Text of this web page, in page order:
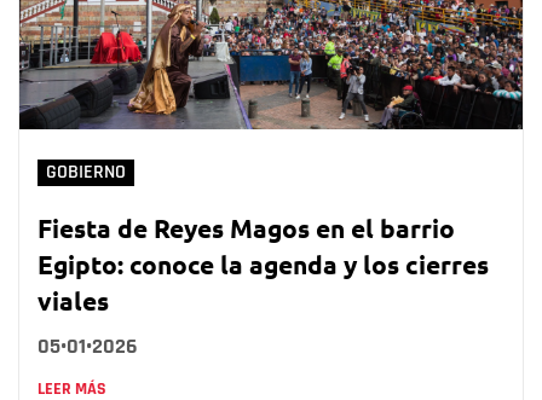
GOBIERNO
Fiesta de Reyes Magos en el barrio
Egipto: conoce la agenda y los cierres
viales
05•01•2026
LEER MÁS